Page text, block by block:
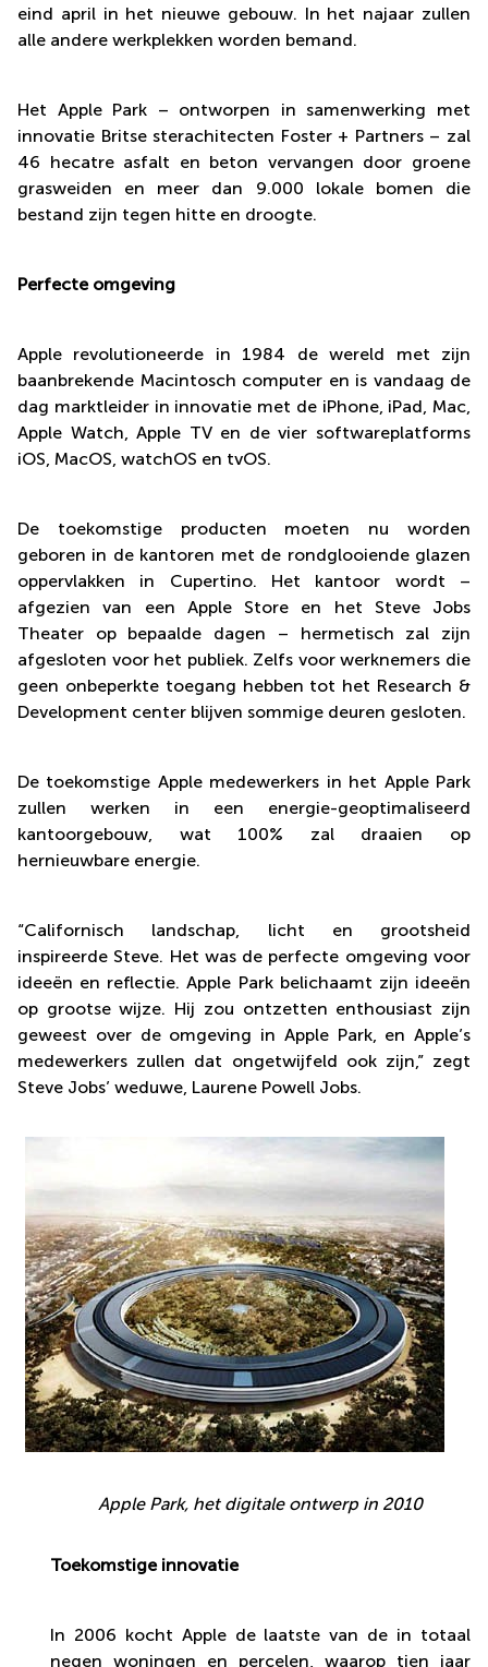
eind april in het nieuwe gebouw. In het najaar zullen
alle andere werkplekken worden bemand.
Het Apple Park – ontworpen in samenwerking met
innovatie Britse sterachitecten Foster + Partners – zal
46 hecatre asfalt en beton vervangen door groene
grasweiden en meer dan 9.000 lokale bomen die
bestand zijn tegen hitte en droogte.
Perfecte omgeving
Apple revolutioneerde in 1984 de wereld met zijn
baanbrekende Macintosch computer en is vandaag de
dag marktleider in innovatie met de iPhone, iPad, Mac,
Apple Watch, Apple TV en de vier softwareplatforms
iOS, MacOS, watchOS en tvOS.
De toekomstige producten moeten nu worden
geboren in de kantoren met de rondglooiende glazen
oppervlakken in Cupertino. Het kantoor wordt –
afgezien van een Apple Store en het Steve Jobs
Theater op bepaalde dagen – hermetisch zal zijn
afgesloten voor het publiek. Zelfs voor werknemers die
geen onbeperkte toegang hebben tot het Research &
Development center blijven sommige deuren gesloten.
De toekomstige Apple medewerkers in het Apple Park
zullen werken in een energie-geoptimaliseerd
kantoorgebouw, wat 100% zal draaien op
hernieuwbare energie.
“Californisch landschap, licht en grootsheid
inspireerde Steve. Het was de perfecte omgeving voor
ideeën en reflectie. Apple Park belichaamt zijn ideeën
op grootse wijze. Hij zou ontzetten enthousiast zijn
geweest over de omgeving in Apple Park, en Apple’s
medewerkers zullen dat ongetwijfeld ook zijn,” zegt
Steve Jobs’ weduwe, Laurene Powell Jobs.
Apple Park, het digitale ontwerp in 2010
Toekomstige innovatie
In 2006 kocht Apple de laatste van de in totaal
negen woningen en percelen, waarop tien jaar